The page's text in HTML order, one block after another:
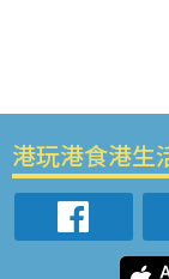
港玩港食港生